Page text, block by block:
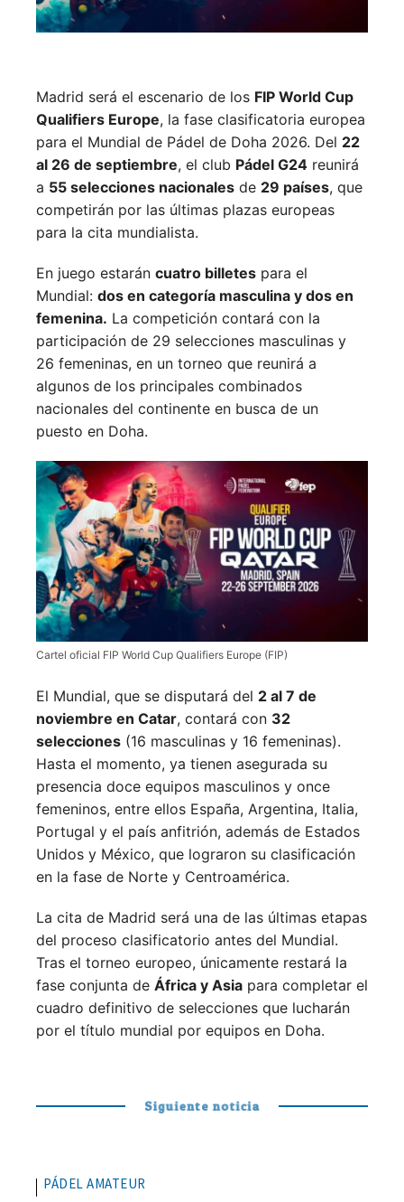
Madrid será el escenario de los FIP World Cup
Qualifiers Europe, la fase clasificatoria europea
para el Mundial de Pádel de Doha 2026. Del 22
al 26 de septiembre, el club Pádel G24 reunirá
a 55 selecciones nacionales de 29 países, que
competirán por las últimas plazas europeas
para la cita mundialista.
En juego estarán cuatro billetes para el
Mundial: dos en categoría masculina y dos en
femenina. La competición contará con la
participación de 29 selecciones masculinas y
26 femeninas, en un torneo que reunirá a
algunos de los principales combinados
nacionales del continente en busca de un
puesto en Doha.
Cartel oficial FIP World Cup Qualifiers Europe (FIP)
El Mundial, que se disputará del 2 al 7 de
noviembre en Catar, contará con 32
selecciones (16 masculinas y 16 femeninas).
Hasta el momento, ya tienen asegurada su
presencia doce equipos masculinos y once
femeninos, entre ellos España, Argentina, Italia,
Portugal y el país anfitrión, además de Estados
Unidos y México, que lograron su clasificación
en la fase de Norte y Centroamérica.
La cita de Madrid será una de las últimas etapas
del proceso clasificatorio antes del Mundial.
Tras el torneo europeo, únicamente restará la
fase conjunta de África y Asia para completar el
cuadro definitivo de selecciones que lucharán
por el título mundial por equipos en Doha.
Siguiente noticia
PÁDEL AMATEUR